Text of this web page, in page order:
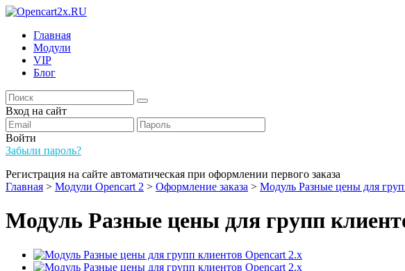
Главная
Модули
VIP
Блог
Вход на сайт
Войти
Забыли пароль?
Регистрация на сайте автоматическая при оформлении первого заказа
Главная > Модули Opencart 2 > Оформление заказа > Модуль Разные цены для
Модуль Разные цены для групп